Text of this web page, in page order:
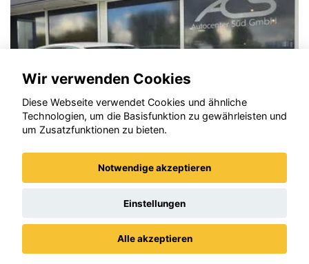
Opel Corsa
Wir verwenden Cookies
Diese Webseite verwendet Cookies und ähnliche
Technologien, um die Basisfunktion zu gewährleisten und
um Zusatzfunktionen zu bieten.
Notwendige akzeptieren
Einstellungen
Alle akzeptieren